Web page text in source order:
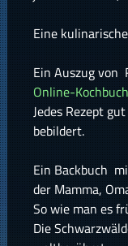
Eine
Ein Auszug von
Online-
Jedes Rezept
bebildert.
Ein Backbuch
der Mamma,
So wie man es
Die